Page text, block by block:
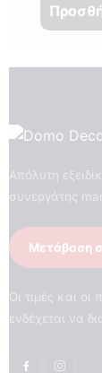
Απόλυτη
συνεργάτης
Μετάβαση
Οι τιμές και
ενδέχεται να